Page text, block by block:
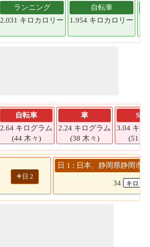
ランニング
2.031 キロカロリー
自転車
1.954 キロカロリー
自転車
2.64 キログラム
(44 木々)
車
2.24 キログラム
(38 木々)
SUV
3.04 キロ
(51 木
+ 日 2
日 1 : 日本、静岡県静岡市
34